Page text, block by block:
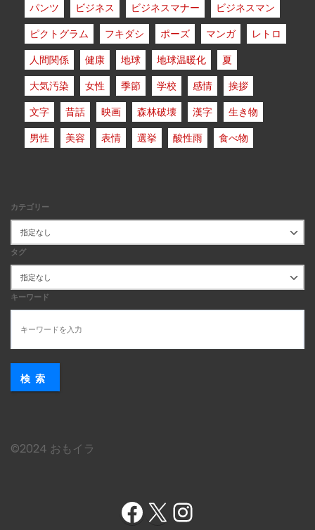
パンツ
ビジネス ビジネスマナー
ビジネスマン
ピクトグラム
フキダシ ポーズ マンガ
レトロ
人間関係
健康 地球 地球温暖化
夏
大気汚染
女性 季節 学校 感情
挨拶
文字
昔話 映画 森林破壊 漢字
生き物
男性
美容 表情 選挙 酸性雨 食べ物
カテゴリー
タグ
キーワード
検索
©︎2024 おもイラ
Facebook X Instagram